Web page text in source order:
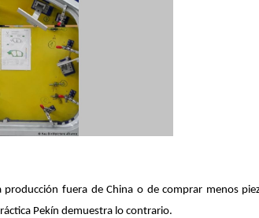
fuera de China o de comprar menos
Pekín demuestra lo contrario.